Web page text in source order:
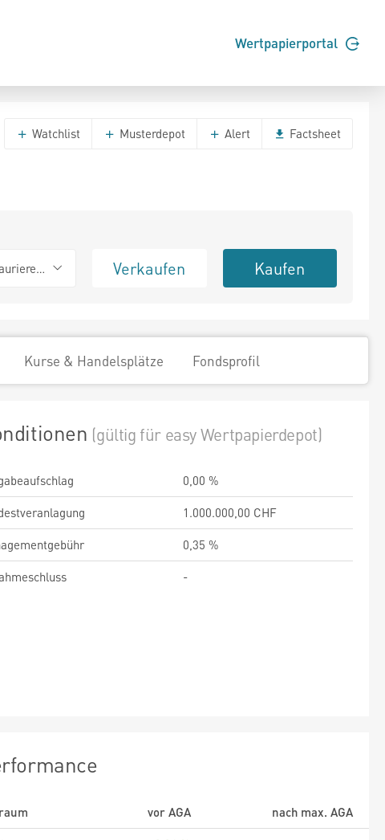
Wertpapierportal
Watchlist Musterdepot Alert Factsheet
Verkaufen Kaufen
Kurse & Handelsplätze Fondsprofil
(gültig für easy Wertpapierdepot)
0,00 %
1.000.000,00 CHF
0,35 %
-
vor AGA
nach max. AGA